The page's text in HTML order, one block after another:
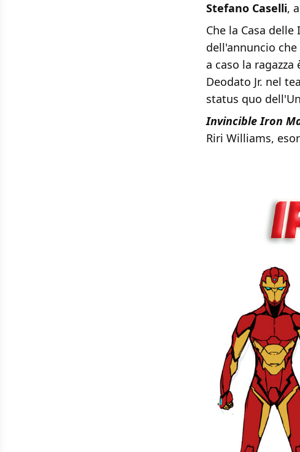
Stefano Caselli,
Che la Casa
dell'annuncio
a caso la
Deodato Jr. nel
status quo
Invincible Iron
Riri Williams,